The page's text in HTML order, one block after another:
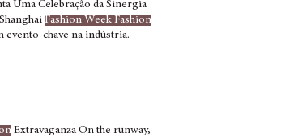
Uma Celebração da Sinergia
Fashion Week Fashion
evento-chave na indústria.
Extravaganza On the runway,